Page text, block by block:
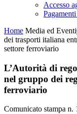
Accesso
Home Media ed Eventi
dei trasporti italiana
settore ferroviario
L’Autorità di
nel gruppo dei
ferroviario
Comunicato stampa n.